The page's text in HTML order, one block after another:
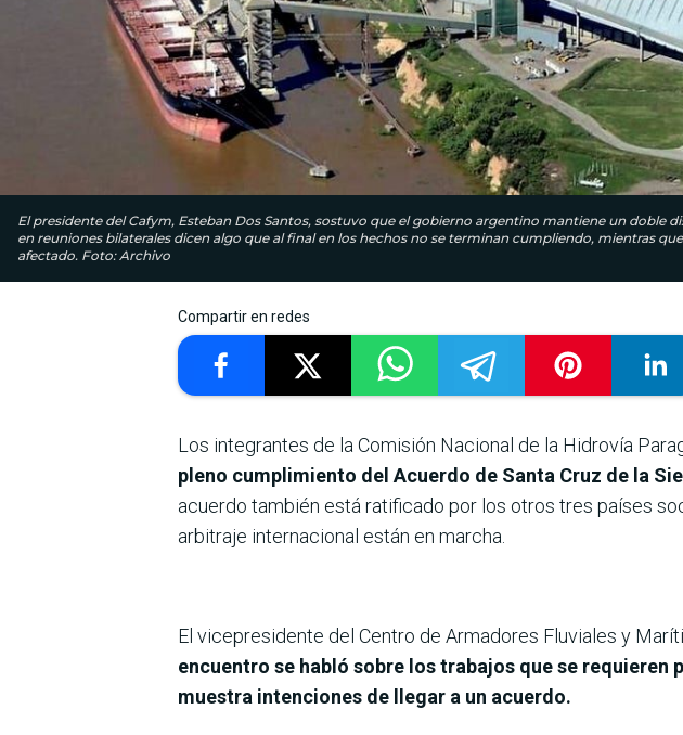
El presidente del Cafym, Esteban Dos Santos, sostuvo que el gobierno argentino mantiene un doble
en reuniones bilaterales dicen algo que al final en los hechos no se terminan cumpliendo, mientras
afectado. Foto: Archivo
Compartir en redes
Los integrantes de la Comisión Nacional de la Hidrovía
pleno cumplimiento del Acuerdo de Santa Cruz de la
acuerdo también está ratificado por los otros tres países
arbitraje internacional están en marcha.
El vicepresidente del Centro de Armadores Fluviales y
encuentro se habló sobre los trabajos que se
muestra intenciones de llegar a un acuerdo.